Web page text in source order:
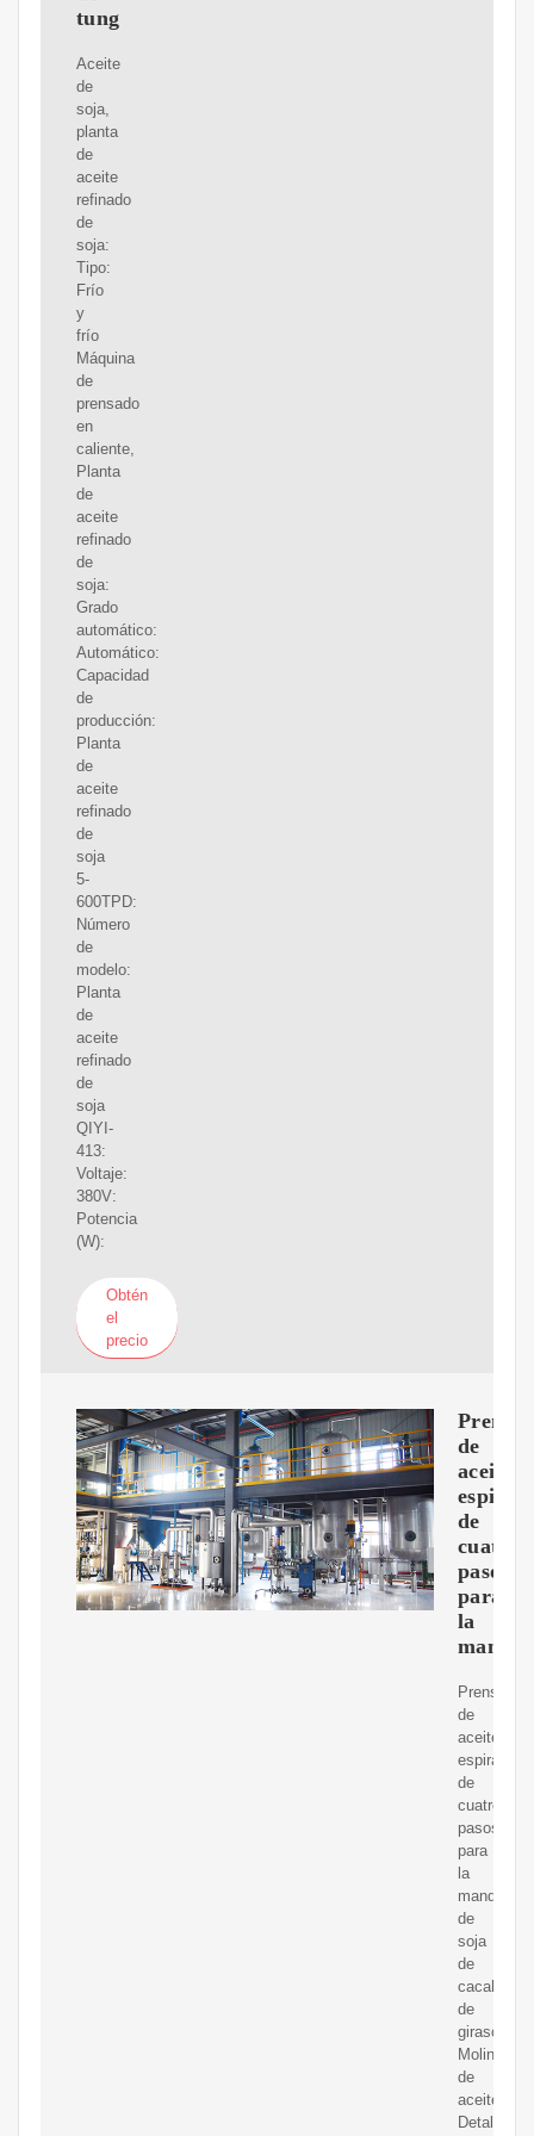
tung
Aceite
de
soja,
planta
de
aceite
refinado
de
soja:
Tipo:
Frío
y
frío
Máquina
de
prensado
en
caliente,
Planta
de
aceite
refinado
de
soja:
Grado
automático:
Automático:
Capacidad
de
producción:
Planta
de
aceite
refinado
de
soja
5-
600TPD:
Número
de
modelo:
Planta
de
aceite
refinado
de
soja
QIYI-
413:
Voltaje:
380V:
Potencia
(W):
Obtén
el
precio
Prensa
de
aceite
espiral
de
cuatro
pasos
para
la
Prensa
de
aceite
espiral
de
cuatro
pasos
para
la
mandíbula
de
soja
de
cacahuete
de
girasol
Molino
de
Detalles